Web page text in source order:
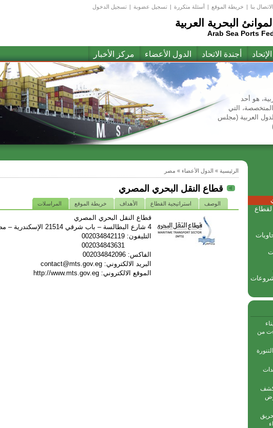
اﻻتصال بنا | خريطة الموقع | أسئلة متكررة | تسجيل عضوبة | تسجيل الدخول
البحرية العربية
Arab Sea Ports
أجندة الاتحاد الدول الأعضاء مركز الأخبار
هو أحد
المتخصصة، التي
العربية (مجلس
لقطاع
من
حريق
الرئيسية » الدول الأعضاء » مصر
قطاع النقل البحري المصري
الوصف استراتيجية القطاع الأهداف خريطة الموقع المراسلات
قطاع النقل البحري المصري
4 شارع البطالسة – باب شرقي 21514 الإسكندرية – مصر الإسكندرية
التليفون:002034842119
002034843631
الفاكس:002034842096
البريد الالكتروني:contact@mts.gov.eg
الموقع الالكتروني:http://www.mts.gov.eg